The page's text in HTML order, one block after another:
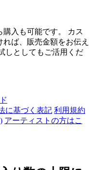
入も可能です。 カス
ば、販売金額をお伝え
しとしてもご活用くだ
に基づく表記 利用規約
アーティストの方はこ